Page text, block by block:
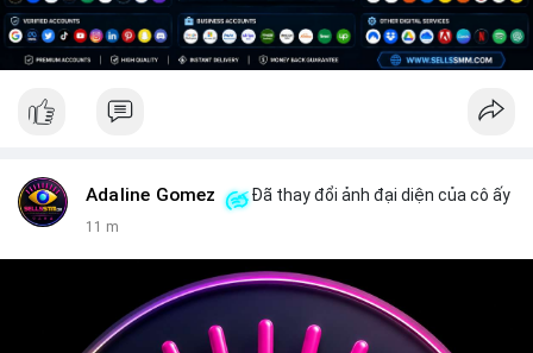
Adaline Gomez Đã thay đổi ảnh đại diện của cô ấy
11 m